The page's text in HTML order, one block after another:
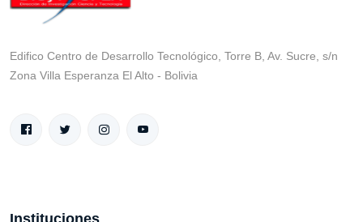
Edifico Centro de Desarrollo Tecnológico, Torre B, Av. Sucre, s/n
Zona Villa Esperanza El Alto - Bolivia